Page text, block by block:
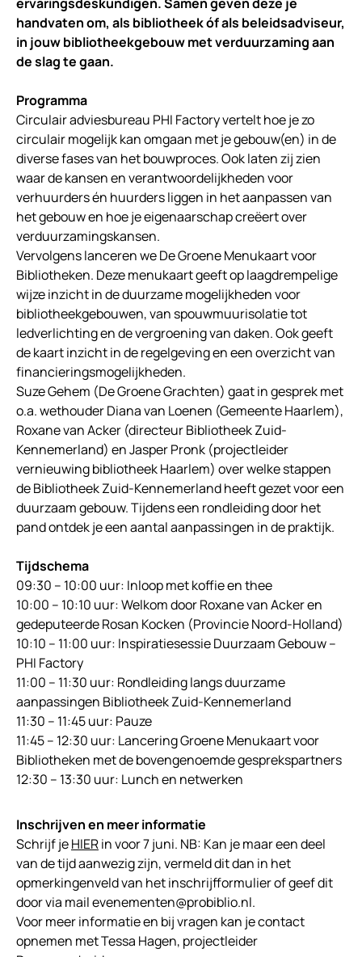
handvaten om, als bibliotheek óf als beleidsadviseur,
in jouw bibliotheekgebouw met verduurzaming aan
de slag te gaan.
Programma
Circulair adviesbureau PHI Factory vertelt hoe je zo
circulair mogelijk kan omgaan met je gebouw(en) in de
diverse fases van het bouwproces. Ook laten zij zien
waar de kansen en verantwoordelijkheden voor
verhuurders én huurders liggen in het aanpassen van
het gebouw en hoe je eigenaarschap creëert over
verduurzamingskansen.
Vervolgens lanceren we De Groene Menukaart voor
Bibliotheken. Deze menukaart geeft op laagdrempelige
wijze inzicht in de duurzame mogelijkheden voor
bibliotheekgebouwen, van spouwmuurisolatie tot
ledverlichting en de vergroening van daken. Ook geeft
de kaart inzicht in de regelgeving en een overzicht van
financieringsmogelijkheden.
Suze Gehem (De Groene Grachten) gaat in gesprek met
o.a. wethouder Diana van Loenen (Gemeente Haarlem),
Roxane van Acker (directeur Bibliotheek Zuid-
Kennemerland) en Jasper Pronk (projectleider
vernieuwing bibliotheek Haarlem) over welke stappen
de Bibliotheek Zuid-Kennemerland heeft gezet voor een
duurzaam gebouw. Tijdens een rondleiding door het
pand ontdek je een aantal aanpassingen in de praktijk.
Tijdschema
09:30 – 10:00 uur: Inloop met koffie en thee
10:00 – 10:10 uur: Welkom door Roxane van Acker en
gedeputeerde Rosan Kocken (Provincie Noord-Holland)
10:10 – 11:00 uur: Inspiratiesessie Duurzaam Gebouw –
PHI Factory
11:00 – 11:30 uur: Rondleiding langs duurzame
aanpassingen Bibliotheek Zuid-Kennemerland
11:30 – 11:45 uur: Pauze
11:45 – 12:30 uur: Lancering Groene Menukaart voor
Bibliotheken met de bovengenoemde gesprekspartners
12:30 – 13:30 uur: Lunch en netwerken
Inschrijven en meer informatie
Schrijf jeHIERin voor 7 juni. NB: Kan je maar een deel
van de tijd aanwezig zijn, vermeld dit dan in het
opmerkingenveld van het inschrijfformulier of geef dit
door via mail evenementen@probiblio.nl.
Voor meer informatie en bij vragen kan je contact
opnemen met Tessa Hagen, projectleider